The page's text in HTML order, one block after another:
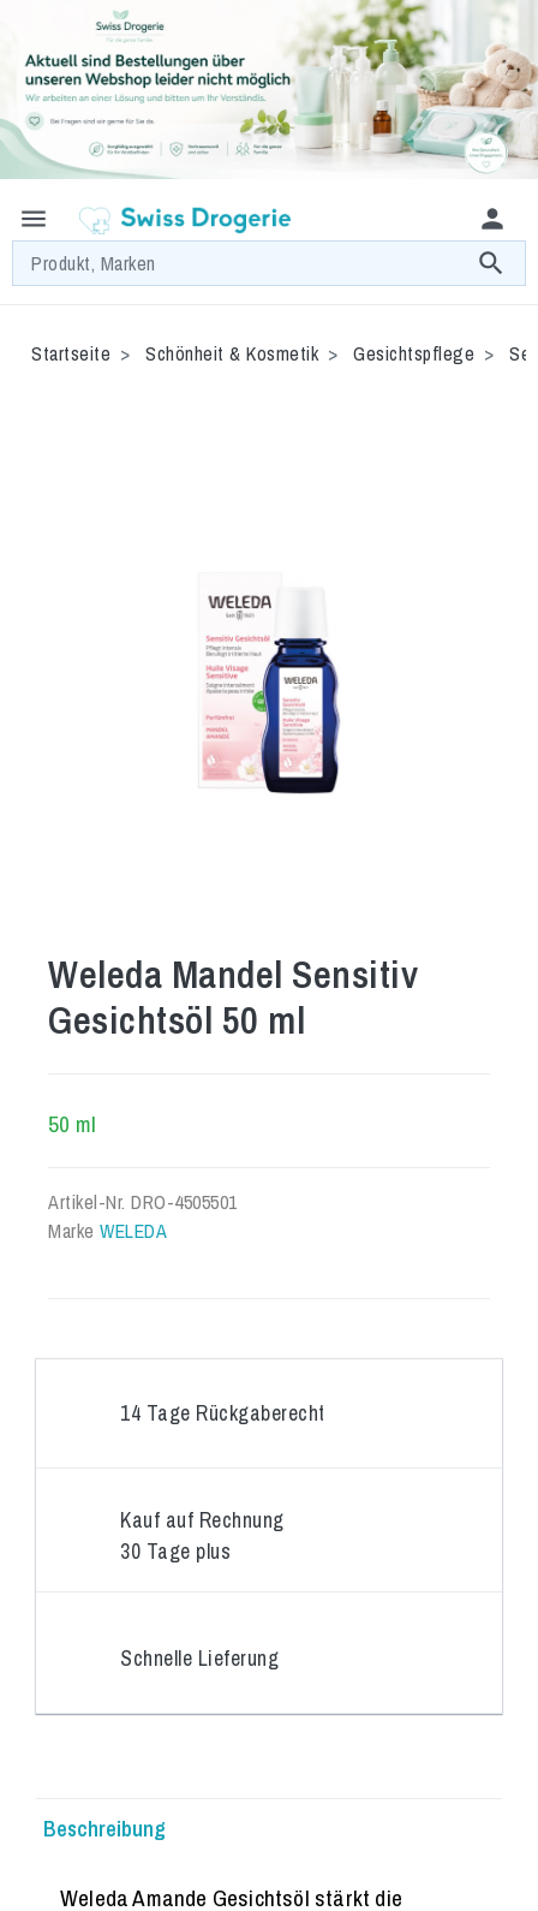
menu
Produkt, Marken search
person
Startseite Schönheit & Kosmetik Gesichtspflege
Weleda Mandel Sensitiv
Gesichtsöl 50 ml
50 ml
Artikel-Nr. DRO-4505501
Marke WELEDA
14 Tage Rückgaberecht
Kauf auf Rechnung
30 Tage plus
Schnelle Lieferung
Beschreibung
Weleda Amande Gesichtsöl stärkt die